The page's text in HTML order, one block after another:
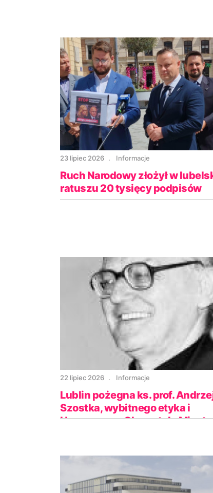
23 lipiec 2026 Informacje
Ruch Narodowy złożył w
ratuszu 20 tysięcy podpisów
22 lipiec 2026 Informacje
Lublin pożegna ks. prof.
Szostka, wybitnego etyka i
Honorowego Obywatela Miasta